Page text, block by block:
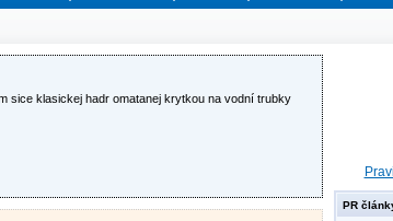
sice klasickej hadr omatanej krytkou na vodní trubky
PR